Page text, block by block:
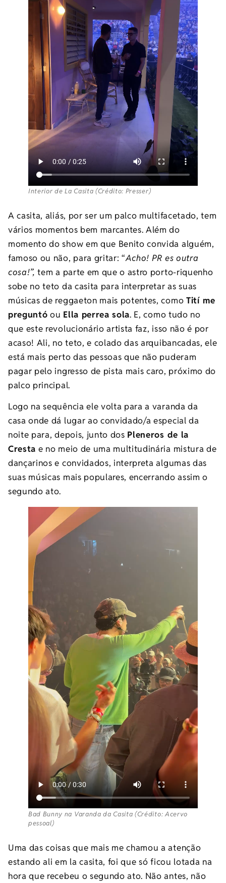
Interior de La Casita (Crédito: Presser)
A casita, aliás, por ser um palco multifacetado, tem
vários momentos bem marcantes. Além do
momento do show em que Benito convida alguém,
famoso ou não, para gritar: “Acho! PR es outra
cosa!”, tem a parte em que o astro porto-riquenho
sobe no teto da casita para interpretar as suas
músicas de reggaeton mais potentes, como Tití me
preguntó ou Ella perrea sola. E, como tudo no
que este revolucionário artista faz, isso não é por
acaso! Ali, no teto, e colado das arquibancadas, ele
está mais perto das pessoas que não puderam
pagar pelo ingresso de pista mais caro, próximo do
palco principal.
Logo na sequência ele volta para a varanda da
casa onde dá lugar ao convidado/a especial da
noite para, depois, junto dos Pleneros de la
Cresta e no meio de uma multitudinária mistura de
dançarinos e convidados, interpreta algumas das
suas músicas mais populares, encerrando assim o
segundo ato.
Bad Bunny na Varanda da Casita (Crédito: Acervo
pessoal)
Uma das coisas que mais me chamou a atenção
estando ali em la casita, foi que só ficou lotada na
hora que recebeu o segundo ato. Não antes, não